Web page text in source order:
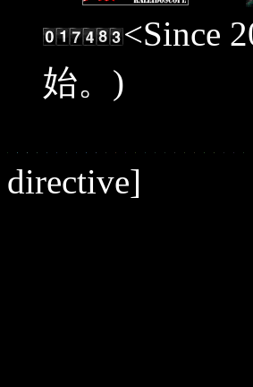
<Since
始。)
directive]